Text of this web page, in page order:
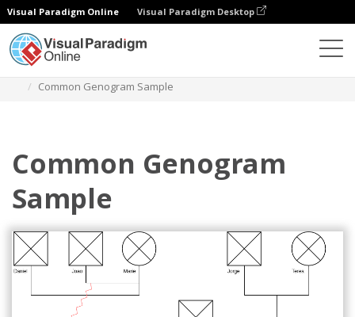
Visual Paradigm Online Visual Paradigm Desktop
Common Genogram Sample
Common Genogram
Sample